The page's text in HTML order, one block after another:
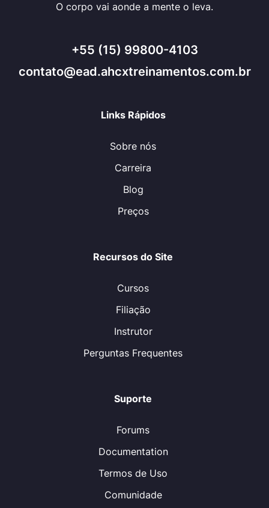
O corpo vai aonde a mente o leva.
+55 (15) 99800-4103
contato@ead.ahcxtreinamentos.com.br
Links Rápidos
Sobre nós
Carreira
Blog
Preços
Recursos do Site
Cursos
Filiação
Instrutor
Perguntas Frequentes
Suporte
Forums
Documentation
Termos de Uso
Comunidade